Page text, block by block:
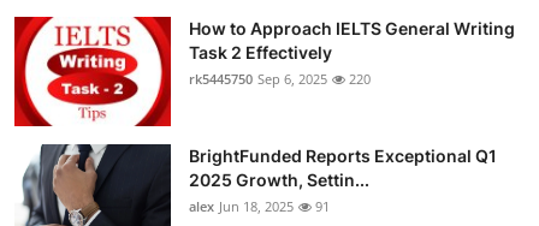
How to Approach IELTS General Writing
Task 2 Effectively
rk5445750 Sep 6, 2025 220
BrightFunded Reports Exceptional Q1
2025 Growth, Settin...
alex Jun 18, 2025 91